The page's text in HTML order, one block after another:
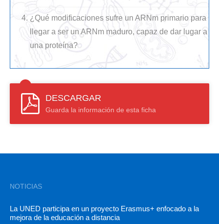
¿Qué modificaciones sufre un ARNm primario para
llegar a ser un ARNm maduro, capaz de dar lugar a
una proteína?
DESCARGAR
Guarda la información de esta ficha
NOTICIAS
La UNED participa en un proyecto Erasmus+ enfocado a la
mejora de la educación a distancia